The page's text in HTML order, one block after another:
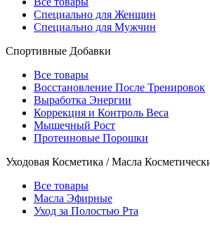
Специально для Женщин
Специально для Мужчин
Спортивные Добавки
Все товары
Восстановление После Тренировок
Выработка Энергии
Коррекция и Контроль Веса
Мышечный Рост
Протеиновые Порошки
Уходовая Косметика / Масла
Все товары
Масла Эфирные
Уход за Полостью Рта